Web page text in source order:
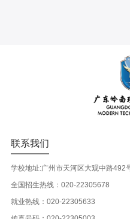
联系我们
学校地址:广州市天河区大观中路492
全国招生热线：020-22305678
就业热线：020-22305633